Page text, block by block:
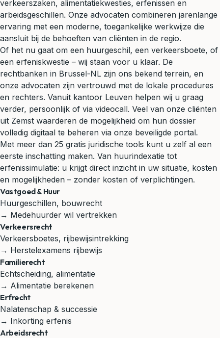
verkeerszaken, alimentatiekwesties, erfenissen en
arbeidsgeschillen. Onze advocaten combineren jarenlange
ervaring met een moderne, toegankelijke werkwijze die
aansluit bij de behoeften van cliënten in de regio.
Of het nu gaat om een huurgeschil, een verkeersboete, of
een erfeniskwestie – wij staan voor u klaar. De
rechtbanken in Brussel-NL zijn ons bekend terrein, en
onze advocaten zijn vertrouwd met de lokale procedures
en rechters. Vanuit kantoor Leuven helpen wij u graag
verder, persoonlijk of via videocall. Veel van onze cliënten
uit Zemst waarderen de mogelijkheid om hun dossier
volledig digitaal te beheren via onze beveiligde portal.
Met meer dan 25 gratis juridische tools kunt u zelf al een
eerste inschatting maken. Van huurindexatie tot
erfenissimulatie: u krijgt direct inzicht in uw situatie, kosten
en mogelijkheden – zonder kosten of verplichtingen.
Vastgoed & Huur
Huurgeschillen, bouwrecht
→ Medehuurder wil vertrekken
Verkeersrecht
Verkeersboetes, rijbewijsintrekking
→ Herstelexamens rijbewijs
Familierecht
Echtscheiding, alimentatie
→ Alimentatie berekenen
Erfrecht
Nalatenschap & successie
→ Inkorting erfenis
Arbeidsrecht